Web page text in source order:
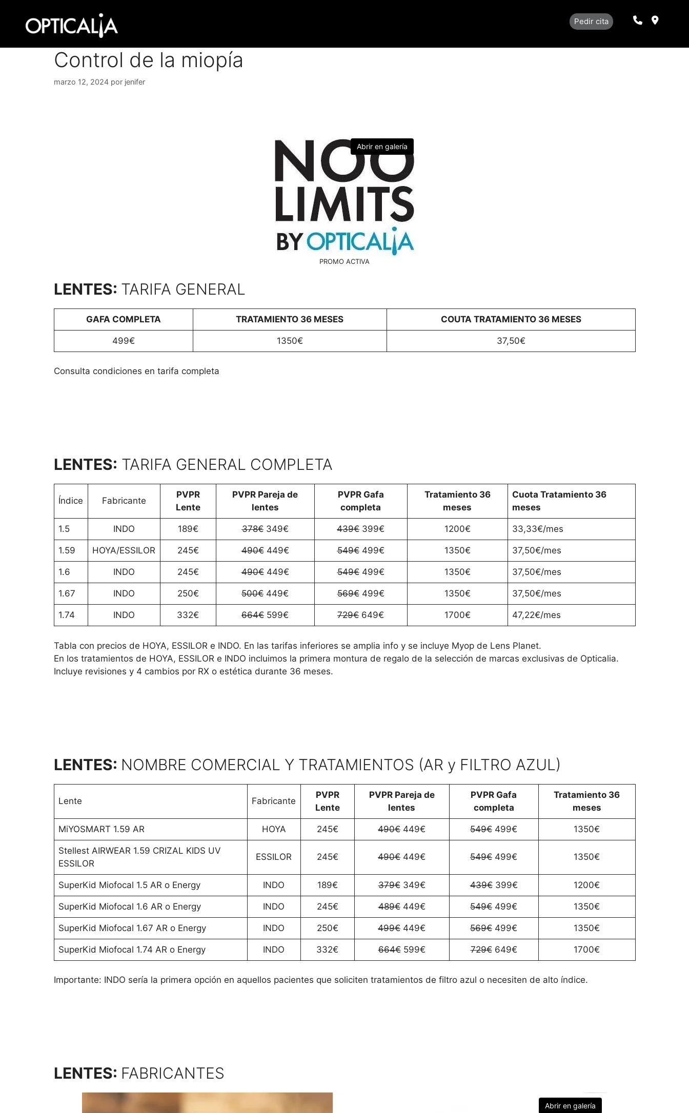
contenido
Pedir cita Llamar
Control de la miopía
marzo 12, 2024 por jenifer
Abrir en galería
PROMO ACTIVA
LENTES: TARIFA GENERAL
GAFA COMPLETA TRATAMIENTO 36 MESES COUTA TRATAMIENTO 36 MESES
499€ 1350€ 37,50€
Consulta condiciones en tarifa completa
LENTES: TARIFA GENERAL COMPLETA
Índice Fabricante
PVPR
Lente
PVPR Pareja de
lentes
PVPR Gafa
completa
Tratamiento 36
meses
Cuota Tratamiento 36
meses
1.5 INDO 189€ 378€349€ 439€ 399€ 1200€ 33,33€/mes
1.59 HOYA/ESSILOR 245€ 490€449€ 549€499€ 1350€ 37,50€/mes
1.6 INDO 245€ 490€449€ 549€499€ 1350€ 37,50€/mes
1.67 INDO 250€ 500€ 449€ 569€499€ 1350€ 37,50€/mes
1.74 INDO 332€ 664€ 599€ 729€ 649€ 1700€ 47,22€/mes
Tabla con precios de HOYA, ESSILOR e INDO. En las tarifas inferiores se amplia info y se incluye Myop de Lens Planet.
En los tratamientos de HOYA, ESSILOR e INDO incluimos la primera montura de regalo de la selección de marcas exclusivas de Opticalia.
Incluye revisiones y 4 cambios por RX o estética durante 36 meses.
LENTES: NOMBRE COMERCIAL Y TRATAMIENTOS (AR y FILTRO AZUL)
Lente Fabricante
PVPR
Lente
PVPR Pareja de
lentes
PVPR Gafa
completa
Tratamiento 36
meses
MiYOSMART 1.59 AR HOYA 245€ 490€ 449€ 549€ 499€ 1350€
Stellest AIRWEAR 1.59 CRIZAL KIDS UV
ESSILOR
ESSILOR 245€ 490€ 449€ 549€ 499€ 1350€
SuperKid Miofocal 1.5 AR o Energy INDO 189€ 379€349€ 439€399€ 1200€
SuperKid Miofocal 1.6 AR o Energy INDO 245€ 489€449€ 549€ 499€ 1350€
SuperKid Miofocal 1.67 AR o Energy INDO 250€ 499€ 449€ 569€ 499€ 1350€
SuperKid Miofocal 1.74 AR o Energy INDO 332€ 664€599€ 729€649€ 1700€
Importante: INDO sería la primera opción en aquellos pacientes que soliciten tratamientos de filtro azul o necesiten de alto índice.
LENTES: FABRICANTES
Abrir en galería